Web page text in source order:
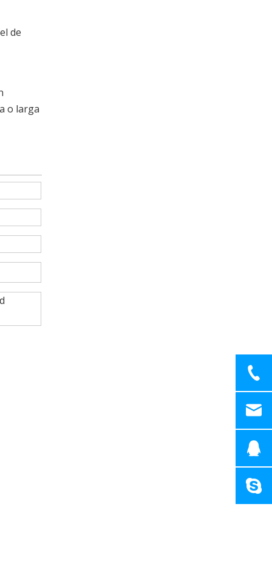
de
o larga